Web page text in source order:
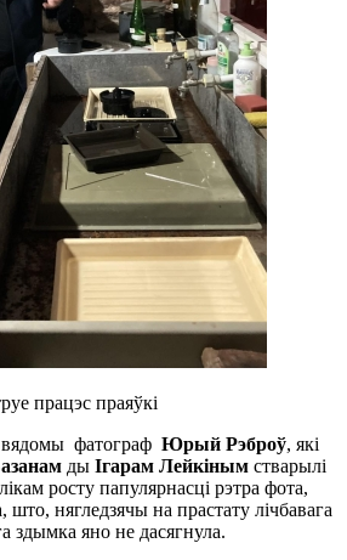
працэс праяўкі
фатограф Юрый Рэброў, які
ды Ігарам Лейкіным стварылі
росту папулярнасці рэтра фота,
што, нягледзячы на прастату лічбавага
здымка яно не дасягнула.